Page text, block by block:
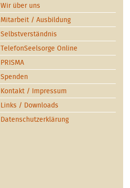
Wir über uns
Mitarbeit / Ausbildung
Selbstverständnis
TelefonSeelsorge Online
PRISMA
Spenden
Kontakt / Impressum
Links / Downloads
Datenschutzerklärung